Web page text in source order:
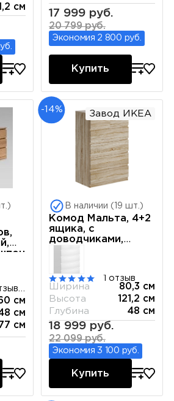
см
17 999 руб.
20 799 руб.
Экономия 2 800 руб.
Купить
см
см
77 см
-14% Завод ИКЕА
В наличии (19 шт.)
Комод Мальта, 4+2
ящика, с
доводчиками,
1 отзыв
Ширина
80,3 см
Высота
121,2 см
Глубина
48 см
18 999 руб.
22 099 руб.
Экономия 3 100 руб.
Купить